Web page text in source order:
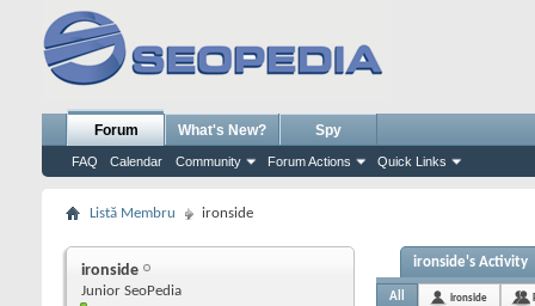
Forum
FAQ Calendar Community Forum Actions Quick Links
What's New? Spy
Listă Membru ironside
ironside
Junior SeoPedia
ironside's Activity
All ironside